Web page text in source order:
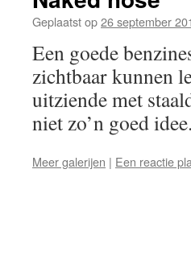
Geplaatst op26 september
Een goede
zichtbaar kunnen
uitziende met
niet zo’n goed idee.
Meer galerijen | Een reactie